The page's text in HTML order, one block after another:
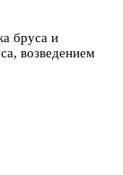
бруса и
возведением